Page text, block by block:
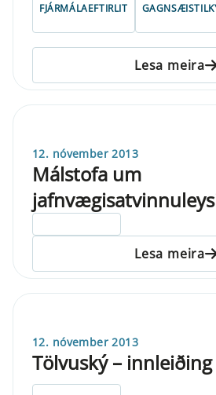
FJÁRMÁLAEFTIRLIT
Lesa meira
12. nóvember 2013
Málstofa um
Lesa meira
12. nóvember 2013
Tölvuský –